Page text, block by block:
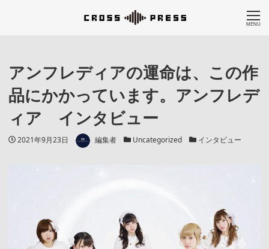
MENU
アンフレディアの運命は、この作
品にかかっています。アンフレデ
ィア インタビュー
投稿日
2021年9月23日 著者 編集者 カテゴリー
Uncategorized カテゴリー
インタビュー